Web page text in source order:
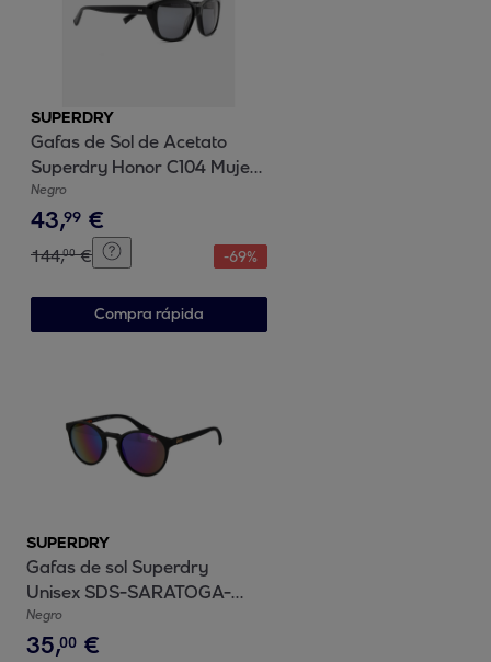
SUPERDRY
Gafas de Sol de Acetato
Superdry Honor C104 Mujer
Talla 51 mm
Negro
43,99 €
144,00 € -69%
Compra rápida
SUPERDRY
Gafas de sol Superdry
Unisex SDS-SARATOGA-
47104
Negro
35,00 €